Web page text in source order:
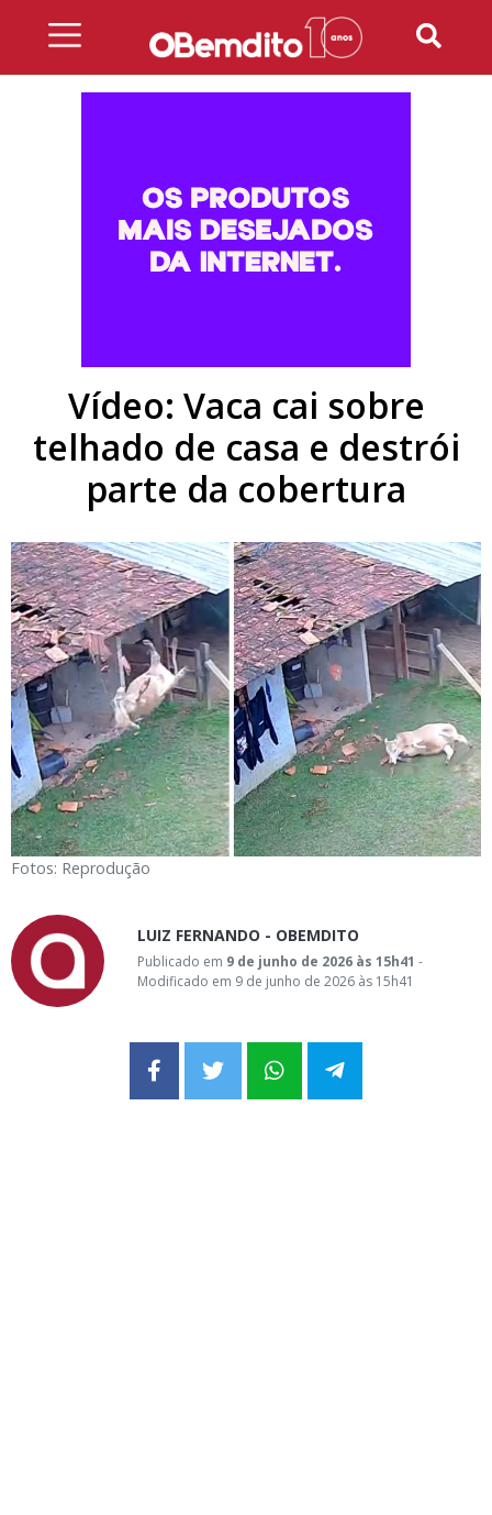
Vídeo: Vaca cai sobre
telhado de casa e destrói
parte da cobertura
Fotos: Reprodução
LUIZ FERNANDO - OBEMDITO
Publicado em 9 de junho de 2026 às 15h41 -
Modificado em 9 de junho de 2026 às 15h41